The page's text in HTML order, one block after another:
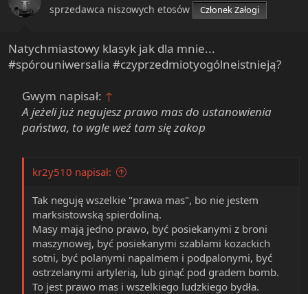
- laski wiedzą, ze toalety męskie to palarnie a tylko
- prezerwatywy są jadalne
- picie wina wytrawnego z waginy jest trudna sztuka i
skurcz powoduje oblanie twarzy partnera
powinna facetowi masować jądra i włożyć mu palec do
dupy jak on szczytuje.
- ładna laska powinna się jak najszybciej upić, by jak
n
s
sprzedawca niszowych etosów Członek Załogi
Natychmiastowy klasyk jak dla mnie...
#spórouniwersalia #czyprzedmiotyogólneistnieją?
Gwym napisał: ↑
A jeżeli już negujesz prawo mas do ustanowienia
państwa, to wgle weź tam się zakop
kr2y510 napisał:
Tak neguję wszelkie "prawa mas", bo nie jestem
marksistowską spierdoliną.
Masy mają jedno prawo, być posiekanymi z broni
maszynowej, być posiekanymi szablami kozackich
sotni, być polanymi napalmem i podpalonymi, być
ostrzelanymi artylerią, lub ginąć pod gradem bomb.
To jest prawo mas i wszelkiego ludzkiego bydła.